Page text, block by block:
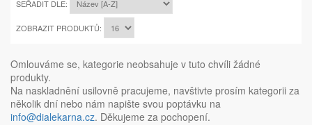
SEŘADIT DLE:
ZOBRAZIT PRODUKTŮ:
Omlouváme se, kategorie neobsahuje v tuto chvíli žádné
produkty.
Na naskladnění usilovně pracujeme, navštivte prosím kategorii za
několik dní nebo nám napište svou poptávku na
info@dialekarna.cz. Děkujeme za pochopení.